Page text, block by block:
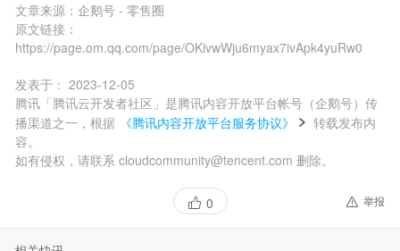
文章来源： 企鹅号 - 零售圈
原文链接：
https://page.om.qq.com/page/OKivwWju6myax7ivApk4yuRw0
发表于： 2023-12-05
腾讯「腾讯云开发者社区」是腾讯内容开放平台帐号（企鹅号）传
播渠道之一，根据
《腾讯内容开放平台服务协议》
转载发布内
容。
如有侵权，请联系 cloudcommunity@tencent.com 删除。
0 举报